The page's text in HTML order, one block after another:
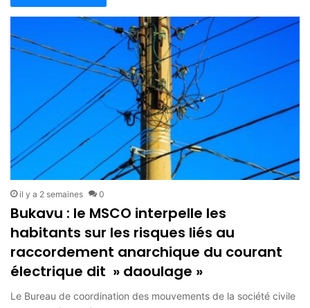
il y a 2 semaines 0
Bukavu : le MSCO interpelle les
habitants sur les risques liés au
raccordement anarchique du courant
électrique dit » daoulage »
Le Bureau de coordination des mouvements de la société civile